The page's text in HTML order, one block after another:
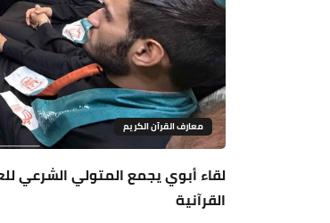
معارف القرآن الكريم
لقاء أبوي يجمع المتولي الشرعي
القرآنية